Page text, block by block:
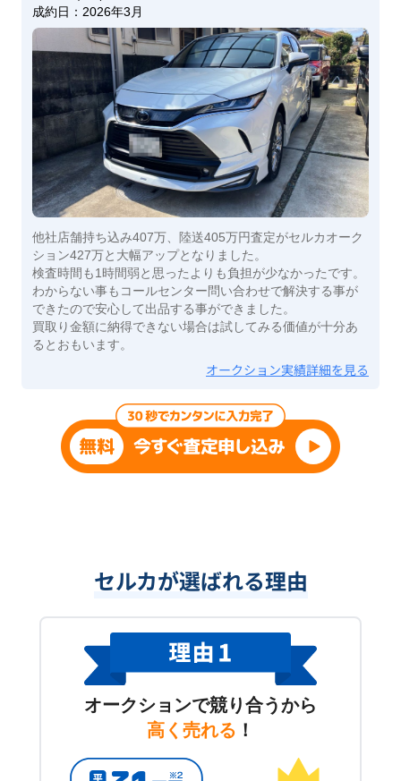
成約日： 2026年3月
他社店舗持ち込み407万、陸送405万円査定がセルカオーク
ション427万と大幅アップとなりました。
検査時間も1時間弱と思ったよりも負担が少なかったです。
わからない事もコールセンター問い合わせで解決する事が
できたので安心して出品する事ができました。
買取り金額に納得できない場合は試してみる価値が十分あ
るとおもいます。
オークション実績詳細を見る
セルカが選ばれる理由
オークションで競り合うから
高く売れる ！